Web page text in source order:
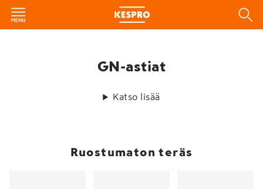
GN-astiat
Katso lisää
Ruostumaton teräs